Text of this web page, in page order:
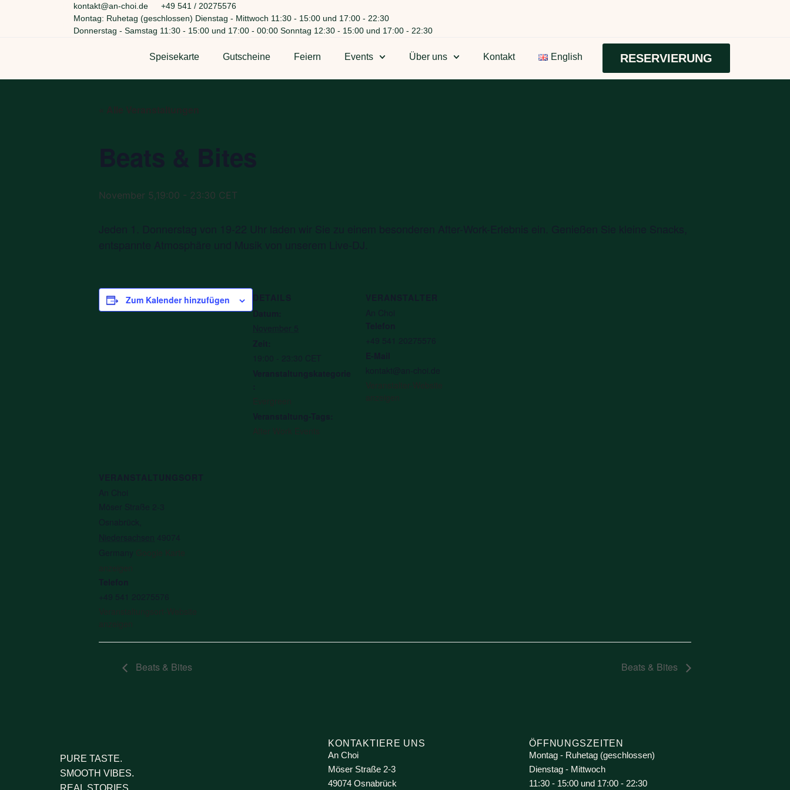
kontakt@an-choi.de
+49 541 / 20275576
Montag: Ruhetag (geschlossen) Dienstag - Mittwoch 11:30 - 15:00 und 17:00 - 22:30
Donnerstag - Samstag 11:30 - 15:00 und 17:00 - 00:00 Sonntag 12:30 - 15:00 und 17:00 - 22:30
Speisekarte Gutscheine Feiern Events Über uns Kontakt English RESERVIERUNG
« Alle Veranstaltungen
Beats & Bites
November 5,19:00 - 23:30 CET
Jeden 1. Donnerstag von 19-22 Uhr laden wir Sie zu einem besonderen After-Work-Erlebnis ein. Genießen Sie kleine Snacks,
entspannte Atmosphäre und Musik von unserem Live-DJ.
Zum Kalender hinzufügen
DETAILS
Datum:
November 5
Zeit:
19:00 - 23:30 CET
Veranstaltungskategorie
Evergreen
Veranstaltung-Tags:
After Work Events
VERANSTALTER
An Choi
Telefon
+49 541 20275576
E-Mail
kontakt@an-choi.de
Veranstalter-Website
anzeigen
VERANSTALTUNGSORT
An Choi
Möser Straße 2-3
Osnabrück
Niedersachsen
49074
Germany Google Karte
anzeigen
Telefon
+49 541 20275576
Veranstaltungsort-Website
anzeigen
Beats & Bites Beats & Bites
PURE TASTE.
SMOOTH VIBES.
REAL STORIES
KONTAKTIERE UNS
An Choi
Möser Straße 2-3
49074 Osnabrück
ÖFFNUNGSZEITEN
Montag - Ruhetag (geschlossen)
Dienstag - Mittwoch
11:30 - 15:00 und 17:00 - 22:30